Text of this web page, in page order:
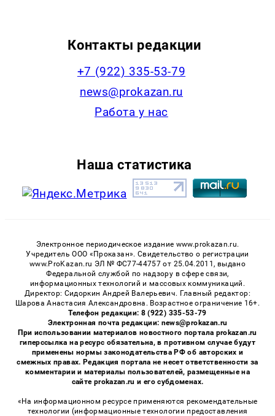
Контакты редакции
+7 (922) 335-53-79
news@prokazan.ru
Работа у нас
Наша статистика
Электронное периодическое издание www.prokazan.ru.
Учредитель ООО «Проказан». Cвидетельство о регистрации
www.ProKazan.ru ЭЛ № ФС77-44757 от 25.04.2011, выдано
Федеральной службой по надзору в сфере связи,
информационных технологий и массовых коммуникаций.
Директор: Сидоркин Андрей Валерьевич. Главный редактор:
Шарова Анастасия Александровна. Возрастное ограничение 16+.
Телефон редакции: 8 (922) 335-53-79
Электронная почта редакции: news@prokazan.ru
При использовании материалов новостного портала prokazan.ru
гиперссылка на ресурс обязательна, в противном случае будут
применены нормы законодательства РФ об авторских и
смежных правах. Редакция портала не несет ответственности за
комментарии и материалы пользователей, размещенные на
сайте prokazan.ru и его субдоменах.
«На информационном ресурсе применяются рекомендательные
технологии (информационные технологии предоставления